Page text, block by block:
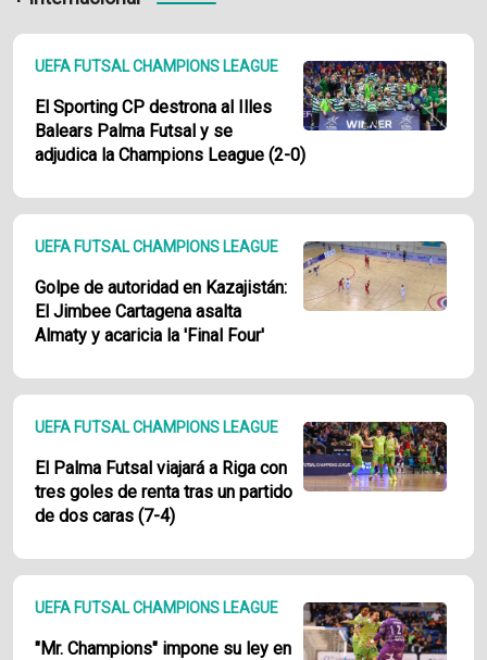
UEFA FUTSAL CHAMPIONS LEAGUE
El Sporting CP destrona al Illes
Balears Palma Futsal y se
adjudica la Champions League (2-0)
UEFA FUTSAL CHAMPIONS LEAGUE
Golpe de autoridad en Kazajistán:
El Jimbee Cartagena asalta
Almaty y acaricia la 'Final Four'
UEFA FUTSAL CHAMPIONS LEAGUE
El Palma Futsal viajará a Riga con
tres goles de renta tras un partido
de dos caras (7-4)
UEFA FUTSAL CHAMPIONS LEAGUE
"Mr. Champions" impone su ley en